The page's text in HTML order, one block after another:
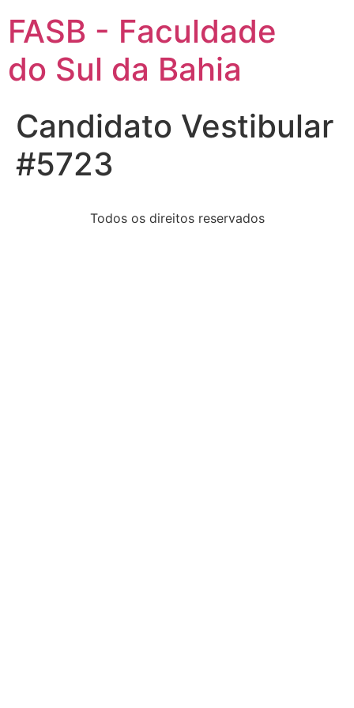
FASB - Faculdade
do Sul da Bahia
Candidato Vestibular
#5723
Todos os direitos reservados